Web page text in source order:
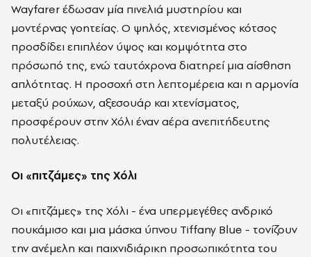
Wayfarer έδωσαν μία πινελιά μυστηρίου και
μοντέρνας γοητείας. Ο ψηλός, χτενισμένος κότσος
προσδίδει επιπλέον ύψος και κομψότητα στο
πρόσωπό της, ενώ ταυτόχρονα διατηρεί μια αίσθηση
απλότητας. Η προσοχή στη λεπτομέρεια και η αρμονία
μεταξύ ρούχων, αξεσουάρ και χτενίσματος,
προσφέρουν στην Χόλι έναν αέρα ανεπιτήδευτης
πολυτέλειας.
Οι «πιτζάμες» της Χόλι
Οι «πιτζάμες» της Χόλι - ένα υπερμεγέθες ανδρικό
πουκάμισο και μια μάσκα ύπνου Tiffany Blue - τονίζουν
την ανέμελη και παιχνιδιάρικη προσωπικότητα του